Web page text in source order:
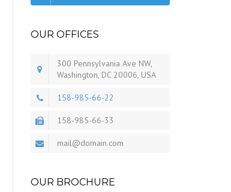
OUR OFFICES
300 Pennsylvania Ave NW,
Washington, DC 20006, USA
158-985-66-22
158-985-66-33
mail@domain.com
OUR BROCHURE